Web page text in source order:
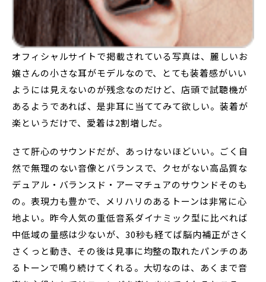
オフィシャルサイトで掲載されている写真は、麗しいお
嬢さんの小さな耳がモデルなので、とても装着感がいい
ようには見えないのが残念なのだけど、店頭で試聴機が
あるようであれば、是非耳に当ててみて欲しい。装着が
楽というだけで、愛着は2割増しだ。
さて肝心のサウンドだが、あっけないほどいい。ごく自
然で無理のない音像とバランスで、クセがない高品質な
デュアル・バランスド・アーマチュアのサウンドそのも
の。表現力も豊かで、メリハリのあるトーンは非常に心
地よい。昨今人気の重低音系ダイナミック型に比べれば
中低域の量感は少ないが、30秒も経てば脳内補正がさく
さくっと動き、その後は見事に均整の取れたパンチのあ
るトーンで鳴り続けてくれる。大切なのは、あくまで音